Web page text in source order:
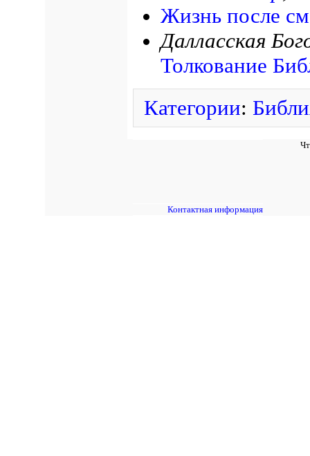
Жизнь после
Далласская
Толкование
Категории:
Контактная информация